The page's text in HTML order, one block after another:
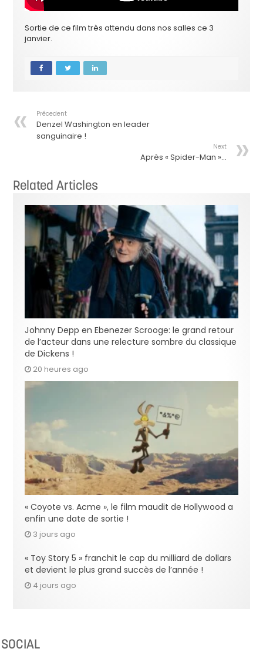
Sortie de ce film très attendu dans nos salles ce 3
janvier.
Précedent
Denzel Washington en leader
sanguinaire !
Next
Après « Spider-Man »…
Related Articles
Johnny Depp en Ebenezer Scrooge: le grand retour
de l’acteur dans une relecture sombre du classique
de Dickens !
20 heures ago
« Coyote vs. Acme », le film maudit de Hollywood a
enfin une date de sortie !
3 jours ago
« Toy Story 5 » franchit le cap du milliard de dollars
et devient le plus grand succès de l’année !
4 jours ago
SOCIAL